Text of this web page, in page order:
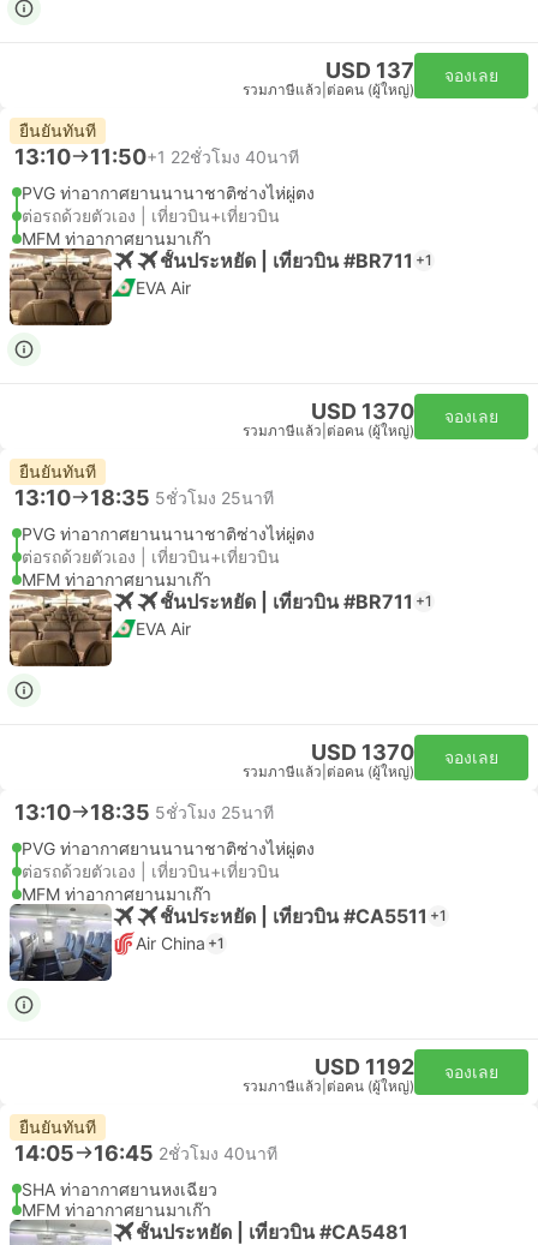
USD 137
รวมภาษีแล้ว ต่อคน (ผู้ใหญ่)
จองเลย
ยืนยันทันที
13:10 11:50+1 22ชั่วโมง 40นาที
PVG ท่าอากาศยานนานาชาติซ่างไห่ผู่ตง
ต่อรถด้วยตัวเอง | เที่ยวบิน+เที่ยวบิน
MFM ท่าอากาศยานมาเก๊า
ชั้นประหยัด | เที่ยวบิน #BR711 +1
EVA Air
USD 1370
รวมภาษีแล้ว ต่อคน (ผู้ใหญ่)
จองเลย
ยืนยันทันที
13:10 18:35 5ชั่วโมง 25นาที
PVG ท่าอากาศยานนานาชาติซ่างไห่ผู่ตง
ต่อรถด้วยตัวเอง | เที่ยวบิน+เที่ยวบิน
MFM ท่าอากาศยานมาเก๊า
ชั้นประหยัด | เที่ยวบิน #BR711 +1
EVA Air
USD 1370
รวมภาษีแล้ว ต่อคน (ผู้ใหญ่)
จองเลย
13:10 18:35 5ชั่วโมง 25นาที
PVG ท่าอากาศยานนานาชาติซ่างไห่ผู่ตง
ต่อรถด้วยตัวเอง | เที่ยวบิน+เที่ยวบิน
MFM ท่าอากาศยานมาเก๊า
ชั้นประหยัด | เที่ยวบิน #CA5511 +1
Air China +1
USD 1192
รวมภาษีแล้ว ต่อคน (ผู้ใหญ่)
จองเลย
ยืนยันทันที
14:05 16:45 2ชั่วโมง 40นาที
SHA ท่าอากาศยานหงเฉียว
MFM ท่าอากาศยานมาเก๊า
ชั้นประหยัด | เที่ยวบิน #CA5481